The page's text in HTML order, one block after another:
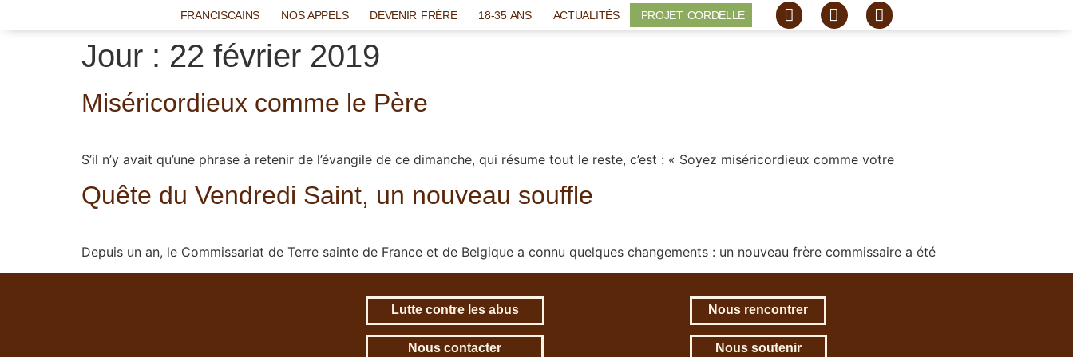
FRANCISCAINS NOS APPELS DEVENIR FRÈRE 18-35 ANS ACTUALITÉS PROJET CORDELLE
Jour : 22 février 2019
Miséricordieux comme le Père
S’il n’y avait qu’une phrase à retenir de l’évangile de ce dimanche, qui résume tout le reste, c’est : « Soyez miséricordieux comme votre
Quête du Vendredi Saint, un nouveau souffle
Depuis un an, le Commissariat de Terre sainte de France et de Belgique a connu quelques changements : un nouveau frère commissaire a été
Lutte contre les abus
Nous contacter
Nous rencontrer
Nous soutenir